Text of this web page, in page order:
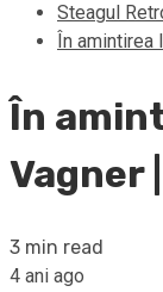
Steagul
În amintirea
În
Vagner
3 min read
4 ani ago